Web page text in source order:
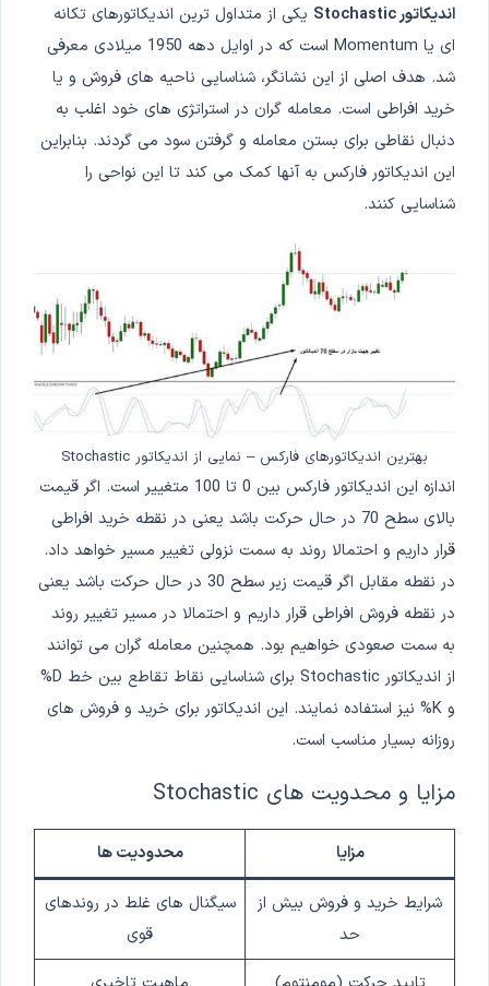
اندیکاتور Stochastic
یکی از متداول ترین اندیکاتورهای تکانه
ای یا Momentum است که در اوایل دهه 1950 میلادی معرفی
شد. هدف اصلی از این نشانگر، شناسایی ناحیه های فروش و یا
خرید افراطی است. معامله گران در استراتژی های خود اغلب به
دنبال نقاطی برای بستن معامله و گرفتن سود می گردند. بنابراین
این اندیکاتور فارکس به آنها کمک می کند تا این نواحی را
شناسایی کنند.
بهترین اندیکاتورهای فارکس – نمایی از اندیکاتور Stochastic
اندازه این اندیکاتور فارکس بین 0 تا 100 متغییر است. اگر قیمت
بالای سطح 70 در حال حرکت باشد یعنی در نقطه خرید افراطی
قرار داریم و احتمالا روند به سمت نزولی تغییر مسیر خواهد داد.
در نقطه مقابل اگر قیمت زیر سطح 30 در حال حرکت باشد یعنی
در نقطه فروش افراطی قرار داریم و احتمالا در مسیر تغییر روند
به سمت صعودی خواهیم بود. همچنین معامله گران می توانند
از اندیکاتور Stochastic برای شناسایی نقاط تقاطع بین خط D%
و K% نیز استفاده نمایند. این اندیکاتور برای خرید و فروش های
روزانه بسیار مناسب است.
مزایا و محدویت های Stochastic
مزایا محدودیت ها
شرایط خرید و فروش بیش از
حد
سیگنال های غلط در روندهای
قوی